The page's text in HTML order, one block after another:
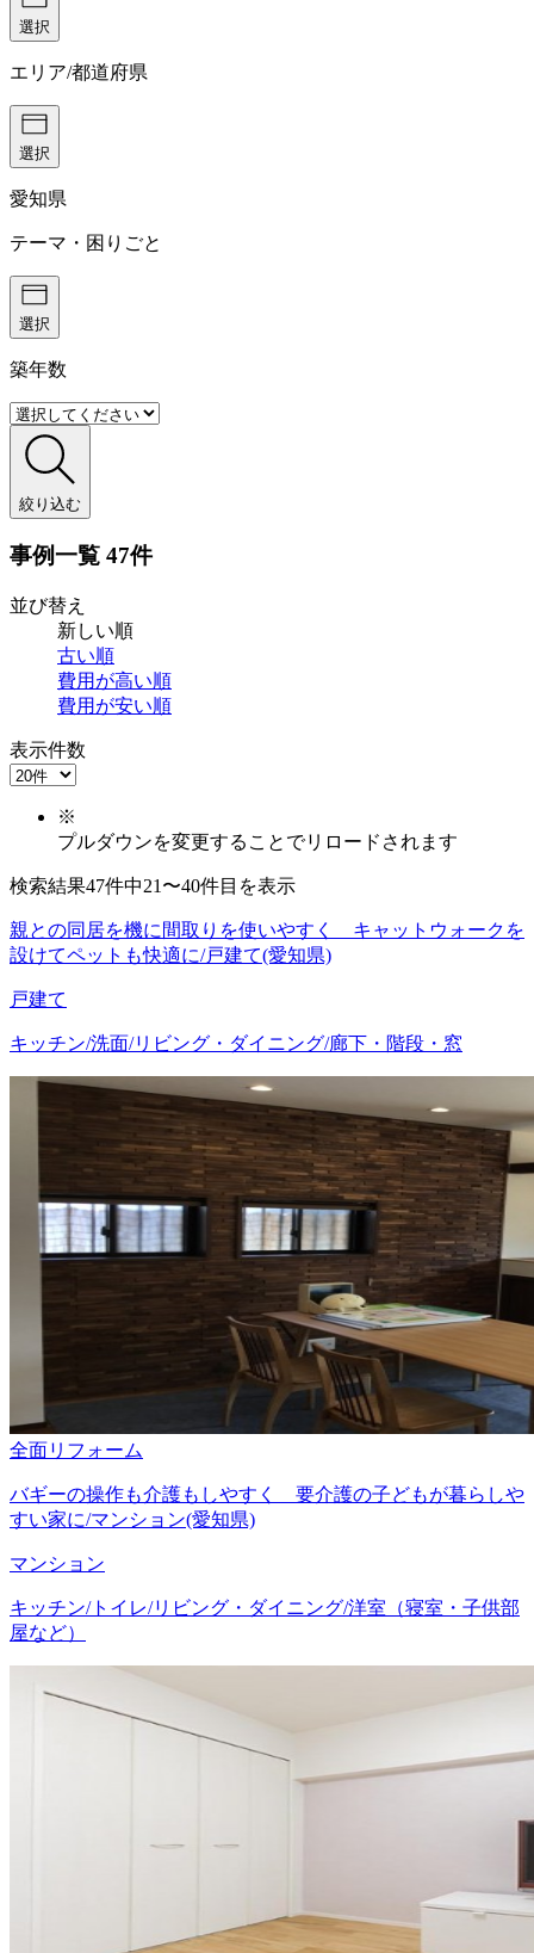
選択
エリア/都道府県
選択
愛知県
テーマ・困りごと
選択
築年数
絞り込む
事例一覧 47件
並び替え
新しい順
古い順
費用が高い順
費用が安い順
表示件数
※
プルダウンを変更することでリロードされます
検索結果47件中21〜40件目を表示
親との同居を機に間取りを使いやすく キャットウォークを
設けてペットも快適に/戸建て(愛知県)
戸建て
キッチン/洗面/リビング・ダイニング/廊下・階段・窓
全面リフォーム
バギーの操作も介護もしやすく 要介護の子どもが暮らしや
すい家に/マンション(愛知県)
マンション
キッチン/トイレ/リビング・ダイニング/洋室（寝室・子供部
屋など）